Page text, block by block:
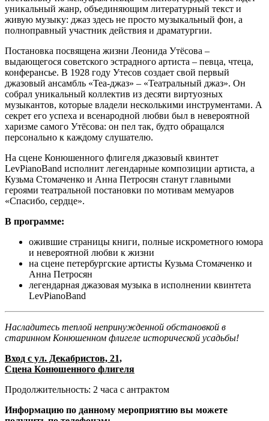
уникальный жанр, объединяющим литературный текст и
живую музыку: джаз здесь не просто музыкальный фон, а
полноправный участник действия и драматургии.
Постановка посвящена жизни Леонида Утёсова –
выдающегося советского эстрадного артиста – певца, чтеца,
конферансье. В 1928 году Утесов создает свой первый
джазовый ансамбль «Теа-джаз» – «Театральный джаз». Он
собрал уникальный коллектив из десяти виртуозных
музыкантов, которые владели несколькими инструментами. А
секрет его успеха и всенародной любви был в невероятной
харизме самого Утёсова: он пел так, будто обращался
персонально к каждому слушателю.
На сцене Конюшенного флигеля джазовый квинтет
LevPianoBand исполнит легендарные композиции артиста, а
Кузьма Стомаченко и Анна Петросян станут главными
героями театральной постановки по мотивам мемуаров
«Спасибо, сердце».
В программе:
ожившие страницы книги, полные искрометного юмора
и невероятной любви к жизни
на сцене петербургские артисты Кузьма Стомаченко и
Анна Петросян
легендарная джазовая музыка в исполнении квинтета
LevPianoBand
Насладитесь теплой непринужденной обстановкой в
старинном Конюшенном флигеле исторической усадьбы!
Вход с ул. Декабристов, 21,
Сцена Конюшенного флигеля
Продолжительность: 2 часа с антрактом
Информацию по данному мероприятию вы можете